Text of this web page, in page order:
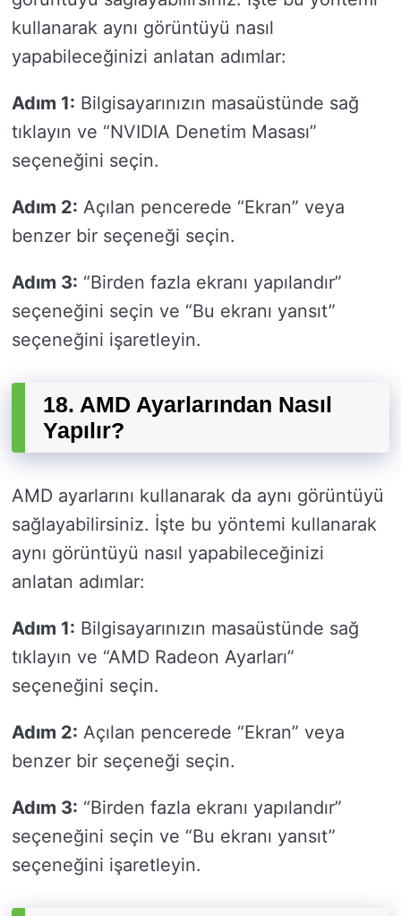
kullanarak aynı görüntüyü nasıl
yapabileceğinizi anlatan adımlar:
Adım 1: Bilgisayarınızın masaüstünde sağ
tıklayın ve “NVIDIA Denetim Masası”
seçeneğini seçin.
Adım 2: Açılan pencerede “Ekran” veya
benzer bir seçeneği seçin.
Adım 3: “Birden fazla ekranı yapılandır”
seçeneğini seçin ve “Bu ekranı yansıt”
seçeneğini işaretleyin.
18. AMD Ayarlarından Nasıl
Yapılır?
AMD ayarlarını kullanarak da aynı görüntüyü
sağlayabilirsiniz. İşte bu yöntemi kullanarak
aynı görüntüyü nasıl yapabileceğinizi
anlatan adımlar:
Adım 1: Bilgisayarınızın masaüstünde sağ
tıklayın ve “AMD Radeon Ayarları”
seçeneğini seçin.
Adım 2: Açılan pencerede “Ekran” veya
benzer bir seçeneği seçin.
Adım 3: “Birden fazla ekranı yapılandır”
seçeneğini seçin ve “Bu ekranı yansıt”
seçeneğini işaretleyin.